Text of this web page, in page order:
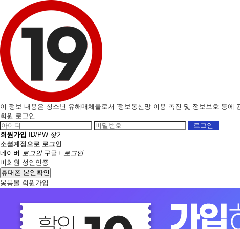
이 정보 내용은 청소년 유해매체물로서 '정보통신망 이용 촉진 및 정보보호 등
회원 로그인
회원가입
ID/PW 찾기
소셜계정으로 로그인
네이버 로그인 구글+ 로그인
비회원 성인인증
휴대폰 본인확인
봉봉몰 회원가입